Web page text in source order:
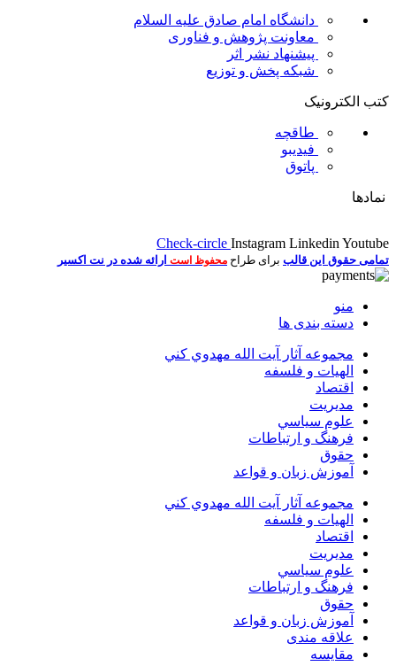
دانشگاه امام صادق علیه السلام
معاونت پژوهش و فناوری
پیشنهاد نشر اثر
شبکه پخش و توزیع
کتب الکترونیک
طاقچه
فیدیبو
پاتوق
نمادها
Check-circle Instagram Linkedin Youtube
تمامی حقوق این قالب برای طراح محفوظ است ارائه شده در نت اکسیر
منو
دسته بندی ها
مجموعه آثار آيت الله مهدوي كني
الهیات و فلسفه
اقتصاد
مديريت
علوم سياسي
فرهنگ و ارتباطات
حقوق
آموزش زبان و قواعد
مجموعه آثار آيت الله مهدوي كني
الهیات و فلسفه
اقتصاد
مديريت
علوم سياسي
فرهنگ و ارتباطات
حقوق
آموزش زبان و قواعد
علاقه مندی
مقایسه